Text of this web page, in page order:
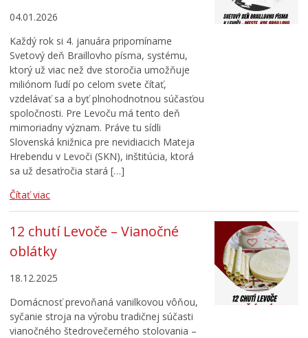
04.01.2026
Každý rok si 4. januára pripomíname
Svetový deň Braillovho písma, systému,
ktorý už viac než dve storočia umožňuje
miliónom ľudí po celom svete čítať,
vzdelávať sa a byť plnohodnotnou súčasťou
spoločnosti. Pre Levoču má tento deň
mimoriadny význam. Práve tu sídli
Slovenská knižnica pre nevidiacich Mateja
Hrebendu v Levoči (SKN), inštitúcia, ktorá
sa už desaťročia stará […]
Čítať viac
12 chutí Levoče – Vianočné
oblátky
18.12.2025
Domácnosť prevoňaná vanilkovou vôňou,
syčanie stroja na výrobu tradičnej súčasti
vianočného štedrovečerného stolovania –